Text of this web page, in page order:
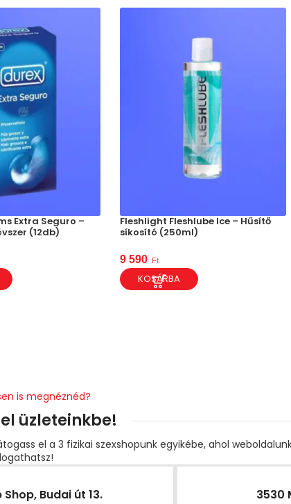
Extra Seguro –
(12db)
Fleshlight Fleshlube Ice – Hűsítő
síkosító (250ml)
9 590 Ft
KOSÁRBA
is megnéznéd?
üzleteinkbe!
el a 3 fizikai szexshopunk egyikébe, ahol
Shop, Budai út 13. 3530